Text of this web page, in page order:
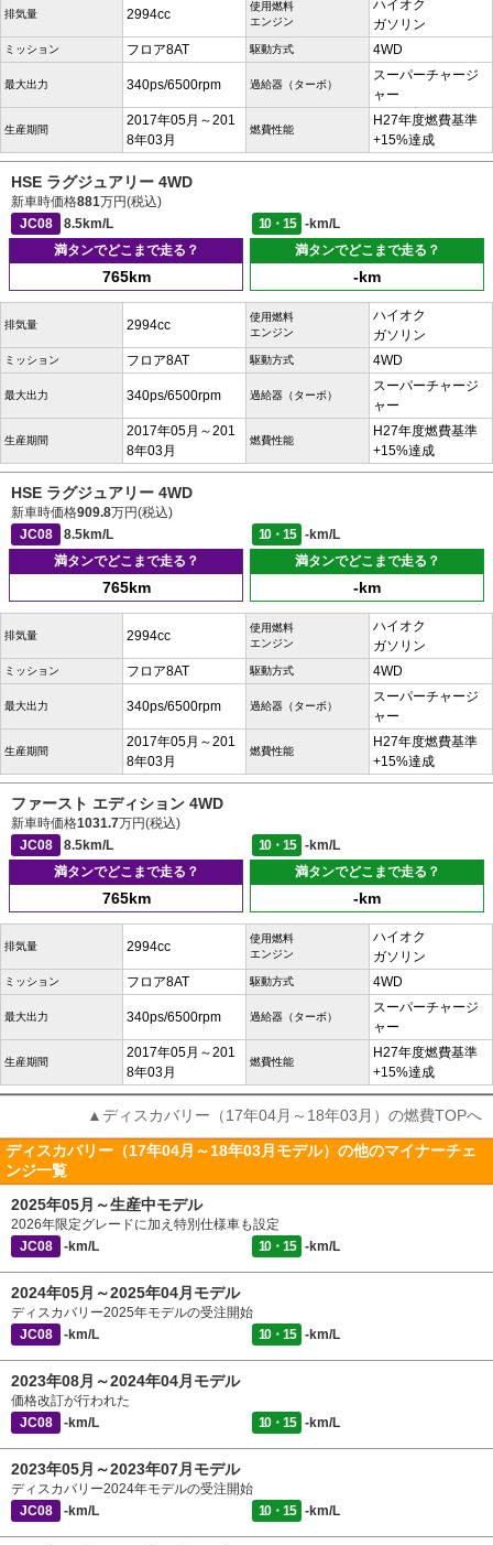
排気量 2994cc
使用燃料
エンジン
ハイオク
ガソリン
ミッション フロア8AT 駆動方式 4WD
最大出力 340ps/6500rpm 過給器（ターボ）
スーパーチャージ
ャー
生産期間
2017年05月～201
8年03月
燃費性能
H27年度燃費基準
+15%達成
HSE ラグジュアリー 4WD
新車時価格881万円(税込)
JC08
8.5km/L 10・15
-km/L
満タンでどこまで走る？
765km
満タンでどこまで走る？
-km
排気量 2994cc
使用燃料
エンジン
ハイオク
ガソリン
ミッション フロア8AT 駆動方式 4WD
最大出力 340ps/6500rpm 過給器（ターボ）
スーパーチャージ
ャー
生産期間
2017年05月～201
8年03月
燃費性能
H27年度燃費基準
+15%達成
HSE ラグジュアリー 4WD
新車時価格909.8万円(税込)
JC08
8.5km/L 10・15
-km/L
満タンでどこまで走る？
765km
満タンでどこまで走る？
-km
排気量 2994cc
使用燃料
エンジン
ハイオク
ガソリン
ミッション フロア8AT 駆動方式 4WD
最大出力 340ps/6500rpm 過給器（ターボ）
スーパーチャージ
ャー
生産期間
2017年05月～201
8年03月
燃費性能
H27年度燃費基準
+15%達成
ファースト エディション 4WD
新車時価格1031.7万円(税込)
JC08
8.5km/L 10・15
-km/L
満タンでどこまで走る？
765km
満タンでどこまで走る？
-km
排気量 2994cc
使用燃料
エンジン
ハイオク
ガソリン
ミッション フロア8AT 駆動方式 4WD
最大出力 340ps/6500rpm 過給器（ターボ）
スーパーチャージ
ャー
生産期間
2017年05月～201
8年03月
燃費性能
H27年度燃費基準
+15%達成
▲ディスカバリー（17年04月～18年03月）の燃費TOPへ
ディスカバリー（17年04月～18年03月モデル）の他のマイナーチェ
ンジ一覧
2025年05月～生産中モデル
2026年限定グレードに加え特別仕様車も設定
JC08
-km/L 10・15 -km/L
2024年05月～2025年04月モデル
ディスカバリー2025年モデルの受注開始
JC08
-km/L 10・15 -km/L
2023年08月～2024年04月モデル
価格改訂が行われた
JC08
-km/L 10・15 -km/L
2023年05月～2023年07月モデル
ディスカバリー2024年モデルの受注開始
JC08
-km/L 10・15 -km/L